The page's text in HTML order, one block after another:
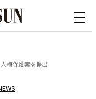
権保護案を提出